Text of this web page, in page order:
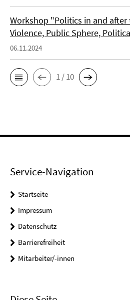
Workshop "Politics in and after
Violence, Public Sphere,
06.11.2024
1 / 10
Service-Navigation
Startseite
Impressum
Datenschutz
Barrierefreiheit
Mitarbeiter/-innen